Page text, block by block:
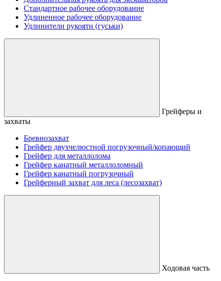
Стандартное рабочее оборудование
Удлиненное рабочее оборудование
Удлинители рукояти (гуськи)
Грейферы и
захваты
Бревнозахват
Грейфер двухчелюстной погрузочный/копающий
Грейфер для металлолома
Грейфер канатный металлоломный
Грейфер канатный погрузочный
Грейферный захват для леса (лесозахват)
Ходовая часть